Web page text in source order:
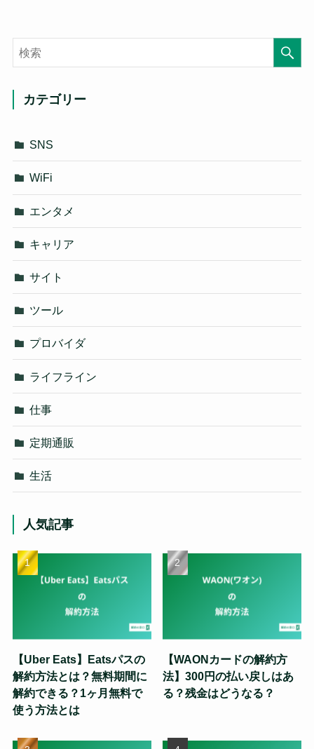
カテゴリー
SNS
WiFi
エンタメ
キャリア
サイト
ツール
プロバイダ
ライフライン
仕事
定期通販
生活
人気記事
【Uber Eats】Eatsパスの
解約方法とは？無料期間に
解約できる？1ヶ月無料で
使う方法とは
【WAONカードの解約方
法】300円の払い戻しはあ
る？残金はどうなる？